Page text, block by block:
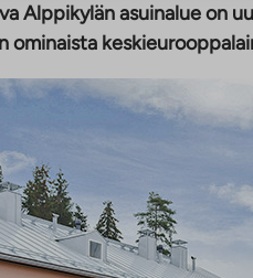
Alppikylän asuinalue on
ominaista